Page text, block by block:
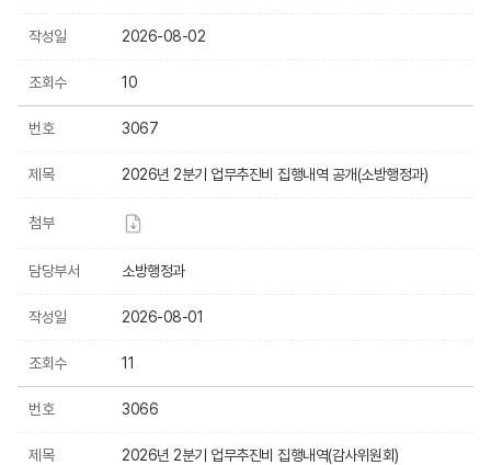
작성일 2026-08-02
조회수 10
번호 3067
제목 2026년 2분기 업무추진비 집행내역 공개(소방행정과)
첨부
담당부서 소방행정과
작성일 2026-08-01
조회수 11
번호 3066
제목 2026년 2분기 업무추진비 집행내역(감사위원회)